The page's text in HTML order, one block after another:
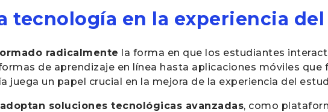
tecnología en la experiencia
radicalmente la forma en que los estudiantes
de aprendizaje en línea hasta aplicaciones móviles que
juega un papel crucial en la mejora de la experiencia del
soluciones tecnológicas avanzadas, como